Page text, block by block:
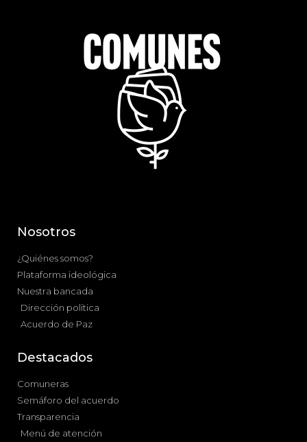
Nosotros
¿Quiénes somos?
Plataforma ideológica
Nuestra bancada
Dirección política
Acuerdo de Paz
Destacados
Comuneras
Semáforo del acuerdo
Transparencia
Menú de atención